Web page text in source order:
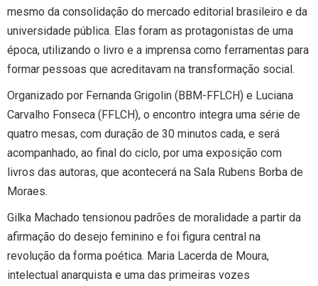
mesmo da consolidação do mercado editorial brasileiro e da
universidade pública. Elas foram as protagonistas de uma
época, utilizando o livro e a imprensa como ferramentas para
formar pessoas que acreditavam na transformação social.
Organizado por Fernanda Grigolin (BBM-FFLCH) e Luciana
Carvalho Fonseca (FFLCH), o encontro integra uma série de
quatro mesas, com duração de 30 minutos cada, e será
acompanhado, ao final do ciclo, por uma exposição com
livros das autoras, que acontecerá na Sala Rubens Borba de
Moraes.
Gilka Machado tensionou padrões de moralidade a partir da
afirmação do desejo feminino e foi figura central na
revolução da forma poética. Maria Lacerda de Moura,
intelectual anarquista e uma das primeiras vozes